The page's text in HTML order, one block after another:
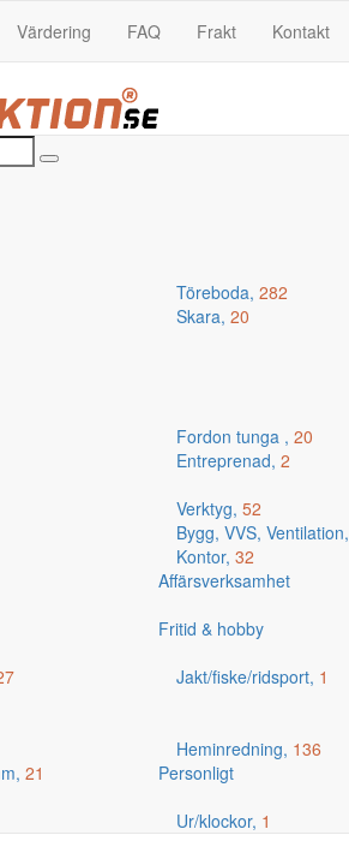
Värdering FAQ Frakt Kontakt
Töreboda, 282
Skara, 20
Fordon tunga , 20
Entreprenad, 2
Verktyg, 52
Bygg, VVS, Ventilation,
Kontor, 32
Affärsverksamhet
Fritid & hobby
Jakt/fiske/ridsport, 1
Heminredning, 136
21
Personligt
Ur/klockor, 1